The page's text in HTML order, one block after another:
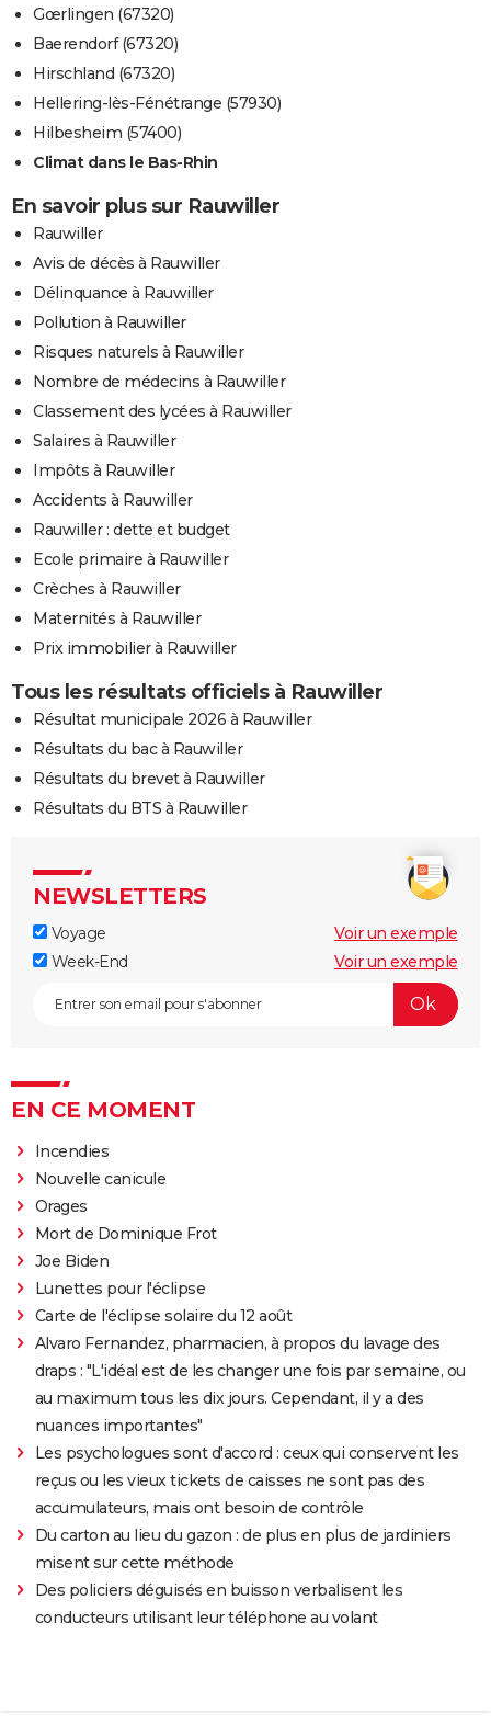
Gœrlingen (67320)
Baerendorf (67320)
Hirschland (67320)
Hellering-lès-Fénétrange (57930)
Hilbesheim (57400)
Climat dans le Bas-Rhin
En savoir plus sur Rauwiller
Rauwiller
Avis de décès à Rauwiller
Délinquance à Rauwiller
Pollution à Rauwiller
Risques naturels à Rauwiller
Nombre de médecins à Rauwiller
Classement des lycées à Rauwiller
Salaires à Rauwiller
Impôts à Rauwiller
Accidents à Rauwiller
Rauwiller : dette et budget
Ecole primaire à Rauwiller
Crèches à Rauwiller
Maternités à Rauwiller
Prix immobilier à Rauwiller
Tous les résultats officiels à Rauwiller
Résultat municipale 2026 à Rauwiller
Résultats du bac à Rauwiller
Résultats du brevet à Rauwiller
Résultats du BTS à Rauwiller
NEWSLETTERS
Voyage
Voir un exemple
Week-End
Voir un exemple
EN CE MOMENT
Incendies
Nouvelle canicule
Orages
Mort de Dominique Frot
Joe Biden
Lunettes pour l'éclipse
Carte de l'éclipse solaire du 12 août
Alvaro Fernandez, pharmacien, à propos du lavage des
draps : "L'idéal est de les changer une fois par semaine, ou
au maximum tous les dix jours. Cependant, il y a des
nuances importantes"
Les psychologues sont d'accord : ceux qui conservent les
reçus ou les vieux tickets de caisses ne sont pas des
accumulateurs, mais ont besoin de contrôle
Du carton au lieu du gazon : de plus en plus de jardiniers
misent sur cette méthode
Des policiers déguisés en buisson verbalisent les
conducteurs utilisant leur téléphone au volant